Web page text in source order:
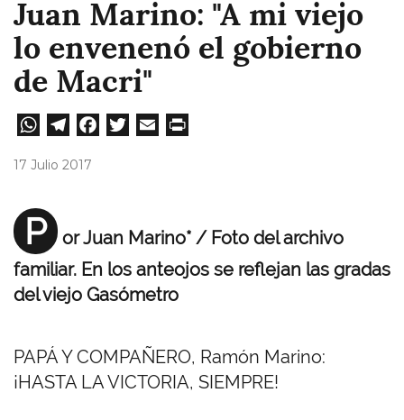
Juan Marino: "A mi viejo
lo envenenó el gobierno
de Macri"
W
A
pp
Te
m
Fa
17 Julio 2017
P
or Juan Marino* / Foto del archivo
familiar. En los anteojos se reflejan las gradas
del viejo Gasómetro
PAPÁ Y COMPAÑERO, Ramón Marino:
¡HASTA LA VICTORIA, SIEMPRE!